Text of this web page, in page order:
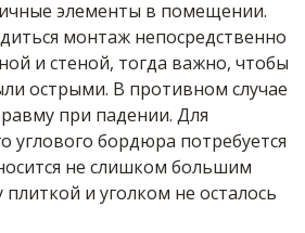
элементы в помещении.
монтаж непосредственно
и стеной, тогда важно, чтобы
острыми. В противном случае
при падении. Для
углового бордюра потребуется
не слишком большим
и уголком не осталось